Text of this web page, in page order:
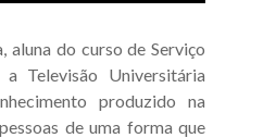
aluna do curso de Serviço
Televisão Universitária
produzido na
de uma forma que